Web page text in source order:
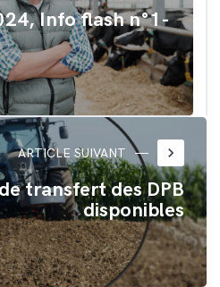
Info flash n°1-
ARTICLE SUIVANT keyboard_arrow_right
transfert des DPB
disponibles